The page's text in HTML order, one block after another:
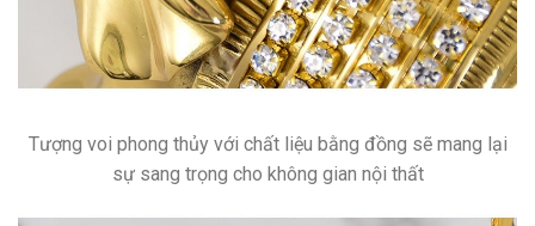
Tượng voi phong thủy với chất liệu bằng đồng sẽ mang lại
sự sang trọng cho không gian nội thất